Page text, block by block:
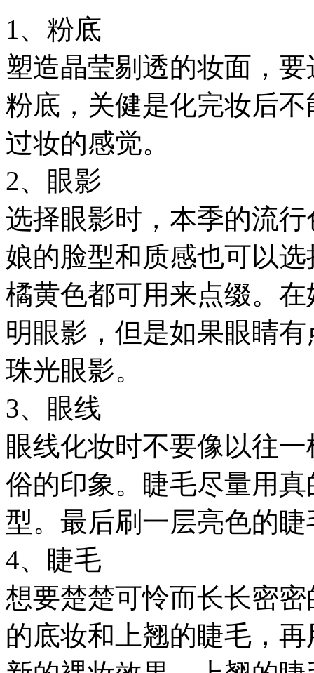
1、粉底
塑造晶莹剔透的妆面，
粉底，关健是化完妆后
过妆的感觉。
2、眼影
选择眼影时，本季的流
娘的脸型和质感也可以
橘黄色都可用来点缀。
明眼影，但是如果眼睛
珠光眼影。
3、眼线
眼线化妆时不要像以往
俗的印象。睫毛尽量用
型。最后刷一层亮色的
4、睫毛
想要楚楚可怜而长长密
的底妆和上翘的睫毛，